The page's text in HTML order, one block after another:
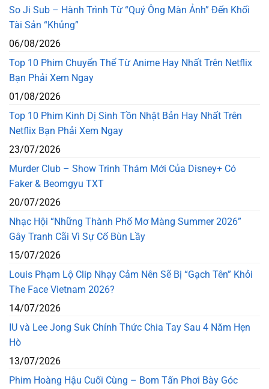
So Ji Sub – Hành Trình Từ “Quý Ông Màn Ảnh” Đến Khối
Tài Sản “Khủng”
06/08/2026
Top 10 Phim Chuyển Thể Từ Anime Hay Nhất Trên Netflix
Bạn Phải Xem Ngay
01/08/2026
Top 10 Phim Kinh Dị Sinh Tồn Nhật Bản Hay Nhất Trên
Netflix Bạn Phải Xem Ngay
23/07/2026
Murder Club – Show Trinh Thám Mới Của Disney+ Có
Faker & Beomgyu TXT
20/07/2026
Nhạc Hội “Những Thành Phố Mơ Màng Summer 2026”
Gây Tranh Cãi Vì Sự Cố Bùn Lầy
15/07/2026
Louis Phạm Lộ Clip Nhạy Cảm Nên Sẽ Bị “Gạch Tên” Khỏi
The Face Vietnam 2026?
14/07/2026
IU và Lee Jong Suk Chính Thức Chia Tay Sau 4 Năm Hẹn
Hò
13/07/2026
Phim Hoàng Hậu Cuối Cùng – Bom Tấn Phơi Bày Góc